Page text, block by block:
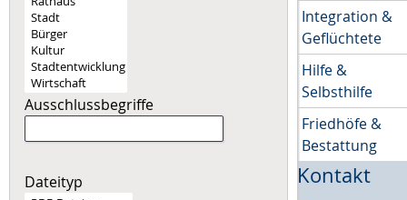
Ausschlussbegriffe
Dateityp
Integration &
Geflüchtete
Hilfe &
Selbsthilfe
Friedhöfe &
Bestattung
Kontakt